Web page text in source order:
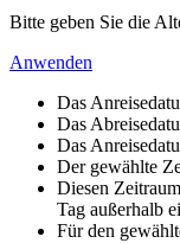
Bitte geben Sie die
Anwenden
Das
Das
Das
Der gewählte
Diesen
Tag außerhalb
Für den